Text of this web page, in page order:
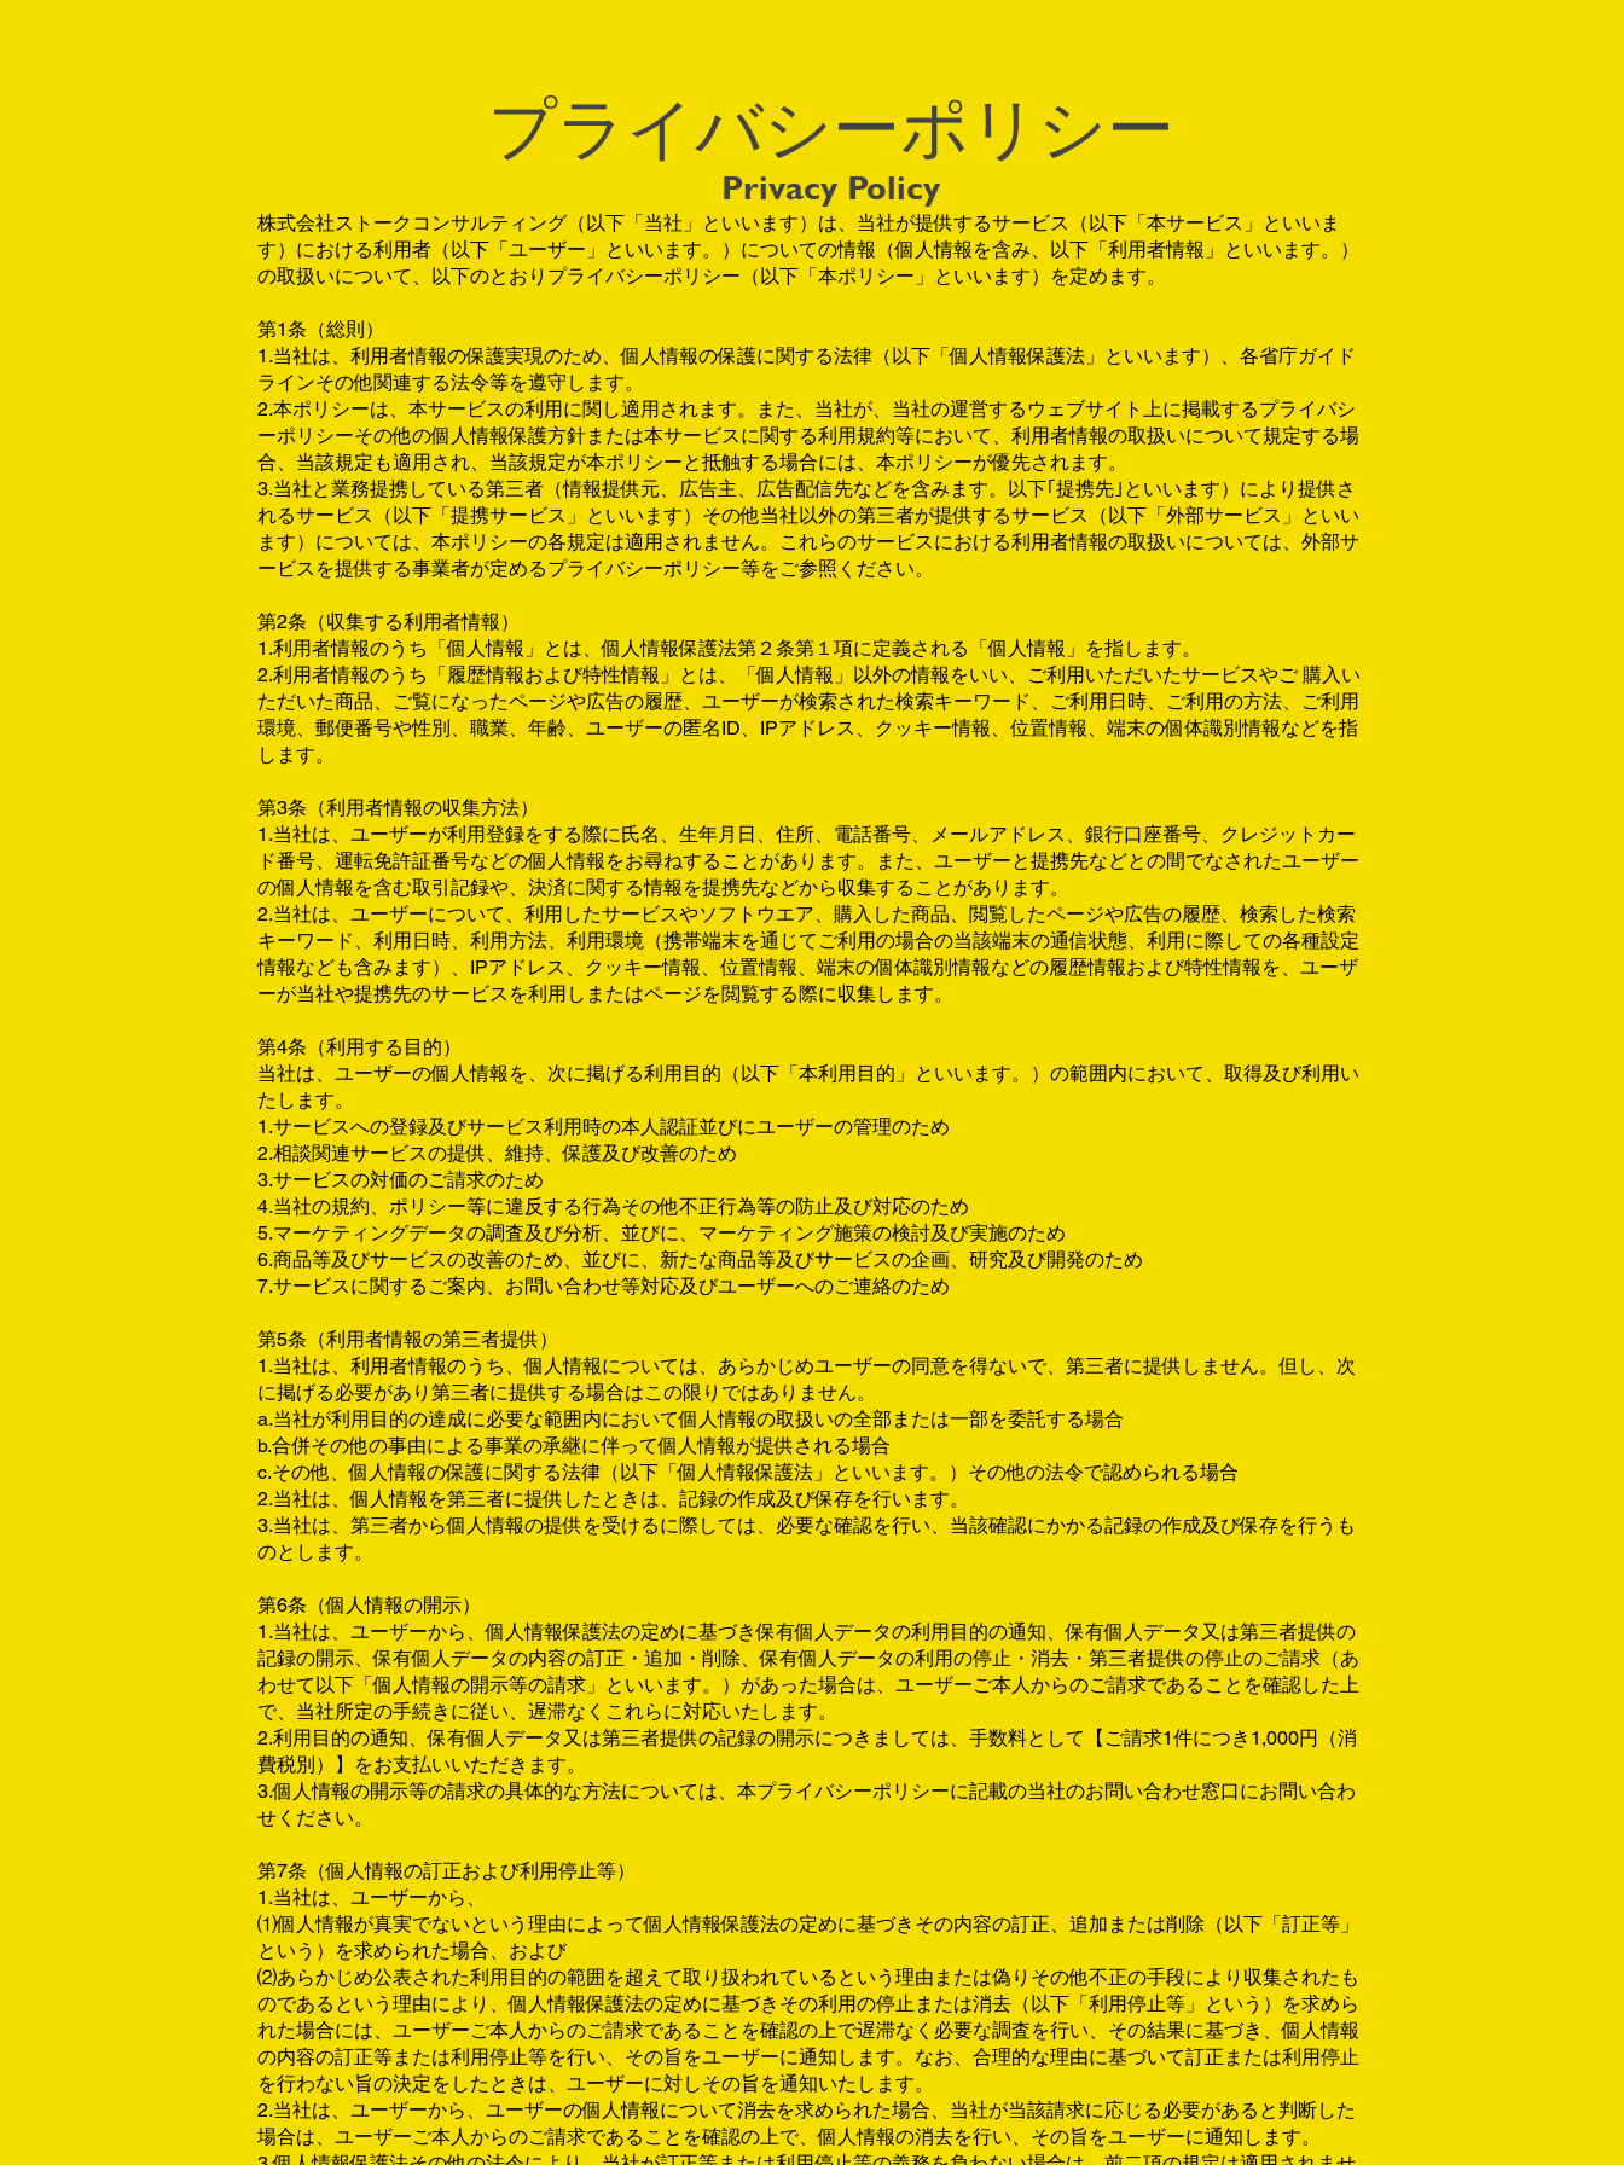
プライバシーポリシー
Privacy Policy
株式会社ストークコンサルティング（以下「当社」といいます）は、当社が提供するサービス（以下「本サービス」といいま
す）における利用者（以下「ユーザー」といいます。）についての情報（個人情報を含み、以下「利用者情報」といいます。）
の取扱いについて、以下のとおりプライバシーポリシー（以下「本ポリシー」といいます）を定めます。
第1条（総則）
1.当社は、利用者情報の保護実現のため、個人情報の保護に関する法律（以下「個人情報保護法」といいます）、各省庁ガイド
ラインその他関連する法令等を遵守します。
2.本ポリシーは、本サービスの利用に関し適用されます。また、当社が、当社の運営するウェブサイト上に掲載するプライバシ
ーポリシーその他の個人情報保護方針または本サービスに関する利用規約等において、利用者情報の取扱いについて規定する場
合、当該規定も適用され、当該規定が本ポリシーと抵触する場合には、本ポリシーが優先されます。
3.当社と業務提携している第三者（情報提供元、広告主、広告配信先などを含みます。以下｢提携先｣といいます）により提供さ
れるサービス（以下「提携サービス」といいます）その他当社以外の第三者が提供するサービス（以下「外部サービス」といい
ます）については、本ポリシーの各規定は適用されません。これらのサービスにおける利用者情報の取扱いについては、外部サ
ービスを提供する事業者が定めるプライバシーポリシー等をご参照ください。
第2条（収集する利用者情報）
1.利用者情報のうち「個人情報」とは、個人情報保護法第２条第１項に定義される「個人情報」を指します。
2.利用者情報のうち「履歴情報および特性情報」とは、「個人情報」以外の情報をいい、ご利用いただいたサービスやご 購入い
ただいた商品、ご覧になったページや広告の履歴、ユーザーが検索された検索キーワード、ご利用日時、ご利用の方法、ご利用
環境、郵便番号や性別、職業、年齢、ユーザーの匿名ID、IPアドレス、クッキー情報、位置情報、端末の個体識別情報などを指
します。
第3条（利用者情報の収集方法）
1.当社は、ユーザーが利用登録をする際に氏名、生年月日、住所、電話番号、メールアドレス、銀行口座番号、クレジットカー
ド番号、運転免許証番号などの個人情報をお尋ねすることがあります。また、ユーザーと提携先などとの間でなされたユーザー
の個人情報を含む取引記録や、決済に関する情報を提携先などから収集することがあります。
2.当社は、ユーザーについて、利用したサービスやソフトウエア、購入した商品、閲覧したページや広告の履歴、検索した検索
キーワード、利用日時、利用方法、利用環境（携帯端末を通じてご利用の場合の当該端末の通信状態、利用に際しての各種設定
情報なども含みます）、IPアドレス、クッキー情報、位置情報、端末の個体識別情報などの履歴情報および特性情報を、ユーザ
ーが当社や提携先のサービスを利用しまたはページを閲覧する際に収集します。
第4条（利用する目的）
当社は、ユーザーの個人情報を、次に掲げる利用目的（以下「本利用目的」といいます。）の範囲内において、取得及び利用い
たします。
1.サービスへの登録及びサービス利用時の本人認証並びにユーザーの管理のため
2.相談関連サービスの提供、維持、保護及び改善のため
3.サービスの対価のご請求のため
4.当社の規約、ポリシー等に違反する行為その他不正行為等の防止及び対応のため
5.マーケティングデータの調査及び分析、並びに、マーケティング施策の検討及び実施のため
6.商品等及びサービスの改善のため、並びに、新たな商品等及びサービスの企画、研究及び開発のため
7.サービスに関するご案内、お問い合わせ等対応及びユーザーへのご連絡のため
第5条（利用者情報の第三者提供）
1.当社は、利用者情報のうち、個人情報については、あらかじめユーザーの同意を得ないで、第三者に提供しません。但し、次
に掲げる必要があり第三者に提供する場合はこの限りではありません。
a.当社が利用目的の達成に必要な範囲内において個人情報の取扱いの全部または一部を委託する場合
b.合併その他の事由による事業の承継に伴って個人情報が提供される場合
c.その他、個人情報の保護に関する法律（以下「個人情報保護法」といいます。）その他の法令で認められる場合
2.当社は、個人情報を第三者に提供したときは、記録の作成及び保存を行います。
3.当社は、第三者から個人情報の提供を受けるに際しては、必要な確認を行い、当該確認にかかる記録の作成及び保存を行うも
のとします。
第6条（個人情報の開示）
1.当社は、ユーザーから、個人情報保護法の定めに基づき保有個人データの利用目的の通知、保有個人データ又は第三者提供の
記録の開示、保有個人データの内容の訂正・追加・削除、保有個人データの利用の停止・消去・第三者提供の停止のご請求（あ
わせて以下「個人情報の開示等の請求」といいます。）があった場合は、ユーザーご本人からのご請求であることを確認した上
で、当社所定の手続きに従い、遅滞なくこれらに対応いたします。
2.利用目的の通知、保有個人データ又は第三者提供の記録の開示につきましては、手数料として【ご請求1件につき1,000円（消
費税別）】をお支払いいただきます。
3.個人情報の開示等の請求の具体的な方法については、本プライバシーポリシーに記載の当社のお問い合わせ窓口にお問い合わ
せください。
第7条（個人情報の訂正および利用停止等）
1.当社は、ユーザーから、
⑴個人情報が真実でないという理由によって個人情報保護法の定めに基づきその内容の訂正、追加または削除（以下「訂正等」
という）を求められた場合、および
⑵あらかじめ公表された利用目的の範囲を超えて取り扱われているという理由または偽りその他不正の手段により収集されたも
のであるという理由により、個人情報保護法の定めに基づきその利用の停止または消去（以下「利用停止等」という）を求めら
れた場合には、ユーザーご本人からのご請求であることを確認の上で遅滞なく必要な調査を行い、その結果に基づき、個人情報
の内容の訂正等または利用停止等を行い、その旨をユーザーに通知します。なお、合理的な理由に基づいて訂正または利用停止
を行わない旨の決定をしたときは、ユーザーに対しその旨を通知いたします。
2.当社は、ユーザーから、ユーザーの個人情報について消去を求められた場合、当社が当該請求に応じる必要があると判断した
場合は、ユーザーご本人からのご請求であることを確認の上で、個人情報の消去を行い、その旨をユーザーに通知します。